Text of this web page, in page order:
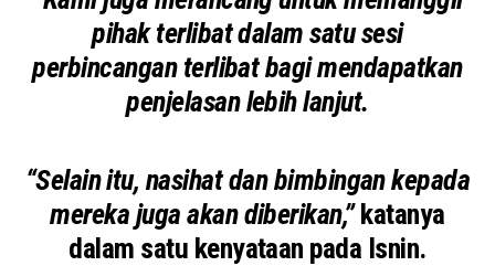
pihak terlibat dalam satu sesi
perbincangan terlibat bagi mendapatkan
penjelasan lebih lanjut.
“Selain itu, nasihat dan bimbingan kepada
mereka juga akan diberikan,”katanya
dalam satu kenyataan pada Isnin.